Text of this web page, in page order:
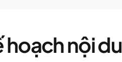
hoạch nội